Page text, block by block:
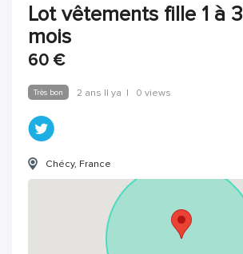
Lot vêtements fille 1 à 3
mois
60 €
Très bon 2 ans Il ya | 0 views
Chécy, France